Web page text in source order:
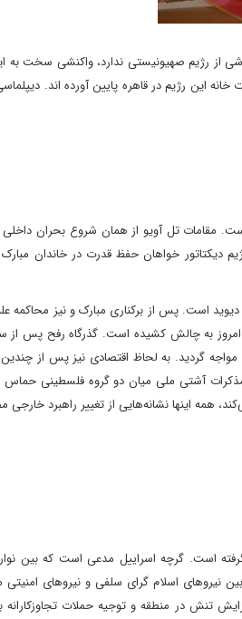
از رژیم صهیونیستی ندارد، واکنشی سخت به
این رژیم در قاهره پایین آورده اند.
مقامات تل آویو از همان شروع بحران
دیکتاتور خواهان حفظ قدرت در خاندان
است. پس از برکناری مبارک و نیز محاکمه
امروز به چالش کشیده است. گذرگاه رفح پس از
گردید. به لحاظ اقتصادی نیز پس از چندین
آشتی ملی میان دو گروه فلسطینی حماس
بر تشکیل دولت مستقل فلسطینی در سرزمین‌های 1967 حمایت می‌کند، همه اینها نشانه‌هایی از
است. گرچه اسراییل مدعی است که بین
نیروهای اسلام گرای سلفی و نیروهای
تنش در منطقه و توجیه حملات تجاوزکارانه